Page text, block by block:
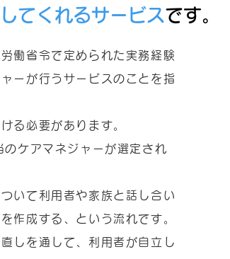
てくれるサービスです。
働省令で定められた実務経験
ーが行うサービスのことを指
る必要があります。
ケアマネジャーが選定され
いて利用者や家族と話し合い
作成する、という流れです。
しを通して、利用者が自立し